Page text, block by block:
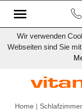
Wir verwenden
Webseiten sind Sie
Home |